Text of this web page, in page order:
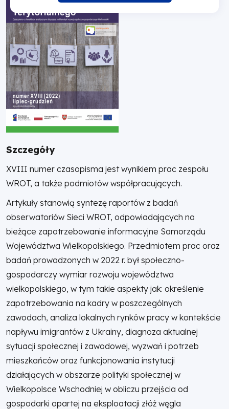
Szczegóły
XVIII numer czasopisma jest wynikiem prac zespołu
WROT, a także podmiotów współpracujących.
Artykuły stanowią syntezę raportów z badań
obserwatoriów Sieci WROT, odpowiadających na
bieżące zapotrzebowanie informacyjne Samorządu
Województwa Wielkopolskiego. Przedmiotem prac oraz
badań prowadzonych w 2022 r. był społeczno-
gospodarczy wymiar rozwoju województwa
wielkopolskiego, w tym takie aspekty jak: określenie
zapotrzebowania na kadry w poszczególnych
zawodach, analiza lokalnych rynków pracy w kontekście
napływu imigrantów z Ukrainy, diagnoza aktualnej
sytuacji społecznej i zawodowej, wyzwań i potrzeb
mieszkańców oraz funkcjonowania instytucji
działających w obszarze polityki społecznej w
Wielkopolsce Wschodniej w obliczu przejścia od
gospodarki opartej na eksploatacji złóż węgla